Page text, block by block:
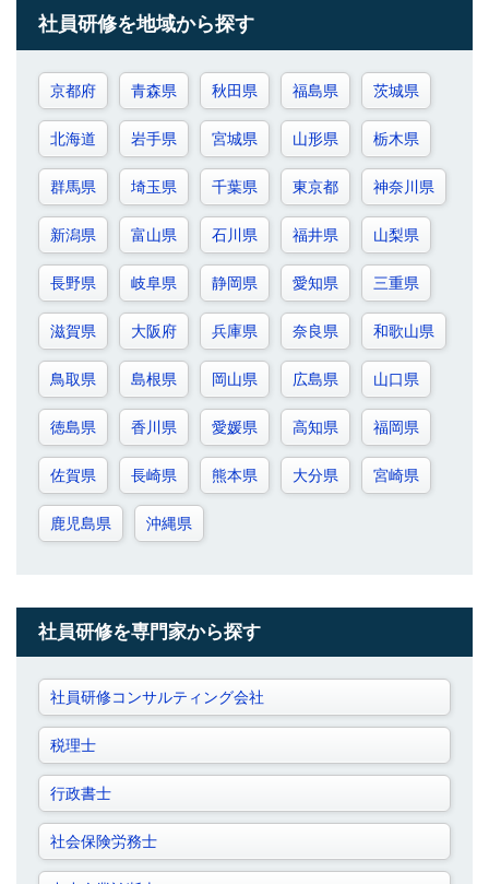
社員研修を地域から探す
京都府 青森県 秋田県 福島県 茨城県
北海道 岩手県 宮城県 山形県 栃木県
群馬県 埼玉県 千葉県 東京都 神奈川県
新潟県 富山県 石川県 福井県 山梨県
長野県 岐阜県 静岡県 愛知県 三重県
滋賀県 大阪府 兵庫県 奈良県 和歌山県
鳥取県 島根県 岡山県 広島県 山口県
徳島県 香川県 愛媛県 高知県 福岡県
佐賀県 長崎県 熊本県 大分県 宮崎県
鹿児島県 沖縄県
社員研修を専門家から探す
社員研修コンサルティング会社
税理士
行政書士
社会保険労務士